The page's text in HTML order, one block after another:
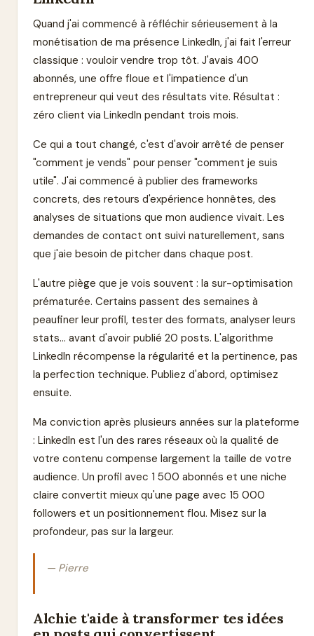
Quand j'ai commencé à réfléchir sérieusement à la
monétisation de ma présence LinkedIn, j'ai fait l'erreur
classique : vouloir vendre trop tôt. J'avais 400
abonnés, une offre floue et l'impatience d'un
entrepreneur qui veut des résultats vite. Résultat :
zéro client via LinkedIn pendant trois mois.
Ce qui a tout changé, c'est d'avoir arrêté de penser
"comment je vends" pour penser "comment je suis
utile". J'ai commencé à publier des frameworks
concrets, des retours d'expérience honnêtes, des
analyses de situations que mon audience vivait. Les
demandes de contact ont suivi naturellement, sans
que j'aie besoin de pitcher dans chaque post.
L'autre piège que je vois souvent : la sur-optimisation
prématurée. Certains passent des semaines à
peaufiner leur profil, tester des formats, analyser leurs
stats... avant d'avoir publié 20 posts. L'algorithme
LinkedIn récompense la régularité et la pertinence, pas
la perfection technique. Publiez d'abord, optimisez
ensuite.
Ma conviction après plusieurs années sur la plateforme
: LinkedIn est l'un des rares réseaux où la qualité de
votre contenu compense largement la taille de votre
audience. Un profil avec 1 500 abonnés et une niche
claire convertit mieux qu'une page avec 15 000
followers et un positionnement flou. Misez sur la
profondeur, pas sur la largeur.
— Pierre
Alchie t'aide à transformer tes idées